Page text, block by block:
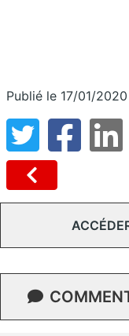
Publié le 17/01/